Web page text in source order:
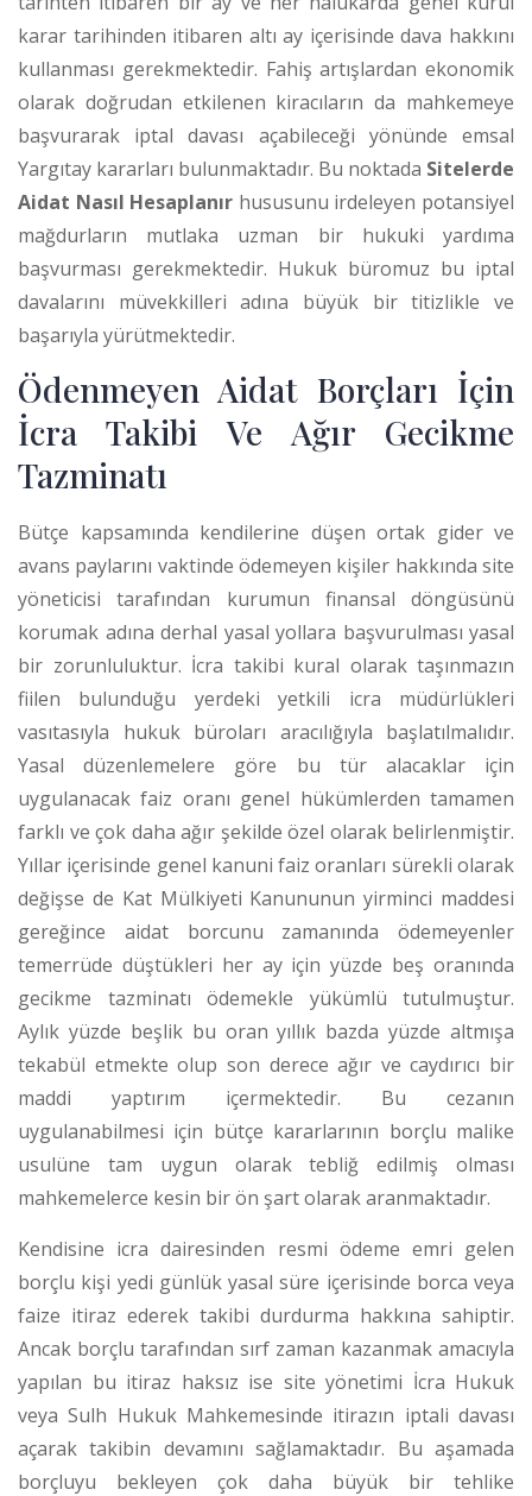
karar tarihinden itibaren altı ay içerisinde dava hakkını
kullanması gerekmektedir. Fahiş artışlardan ekonomik
olarak doğrudan etkilenen kiracıların da mahkemeye
başvurarak iptal davası açabileceği yönünde emsal
Yargıtay kararları bulunmaktadır. Bu noktada Sitelerde
Aidat Nasıl Hesaplanır hususunu irdeleyen potansiyel
mağdurların mutlaka uzman bir hukuki yardıma
başvurması gerekmektedir. Hukuk büromuz bu iptal
davalarını müvekkilleri adına büyük bir titizlikle ve
başarıyla yürütmektedir.
Ödenmeyen Aidat Borçları İçin
İcra Takibi Ve Ağır Gecikme
Tazminatı
Bütçe kapsamında kendilerine düşen ortak gider ve
avans paylarını vaktinde ödemeyen kişiler hakkında site
yöneticisi tarafından kurumun finansal döngüsünü
korumak adına derhal yasal yollara başvurulması yasal
bir zorunluluktur. İcra takibi kural olarak taşınmazın
fiilen bulunduğu yerdeki yetkili icra müdürlükleri
vasıtasıyla hukuk büroları aracılığıyla başlatılmalıdır.
Yasal düzenlemelere göre bu tür alacaklar için
uygulanacak faiz oranı genel hükümlerden tamamen
farklı ve çok daha ağır şekilde özel olarak belirlenmiştir.
Yıllar içerisinde genel kanuni faiz oranları sürekli olarak
değişse de Kat Mülkiyeti Kanununun yirminci maddesi
gereğince aidat borcunu zamanında ödemeyenler
temerrüde düştükleri her ay için yüzde beş oranında
gecikme tazminatı ödemekle yükümlü tutulmuştur.
Aylık yüzde beşlik bu oran yıllık bazda yüzde altmışa
tekabül etmekte olup son derece ağır ve caydırıcı bir
maddi yaptırım içermektedir. Bu cezanın
uygulanabilmesi için bütçe kararlarının borçlu malike
usulüne tam uygun olarak tebliğ edilmiş olması
mahkemelerce kesin bir ön şart olarak aranmaktadır.
Kendisine icra dairesinden resmi ödeme emri gelen
borçlu kişi yedi günlük yasal süre içerisinde borca veya
faize itiraz ederek takibi durdurma hakkına sahiptir.
Ancak borçlu tarafından sırf zaman kazanmak amacıyla
yapılan bu itiraz haksız ise site yönetimi İcra Hukuk
veya Sulh Hukuk Mahkemesinde itirazın iptali davası
açarak takibin devamını sağlamaktadır. Bu aşamada
borçluyu bekleyen çok daha büyük bir tehlike